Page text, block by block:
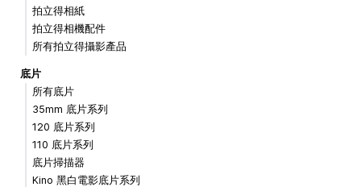
拍立得相紙
拍立得相機配件
所有拍立得攝影產品
底片
所有底片
35mm 底片系列
120 底片系列
110 底片系列
底片掃描器
Kino 黑白電影底片系列